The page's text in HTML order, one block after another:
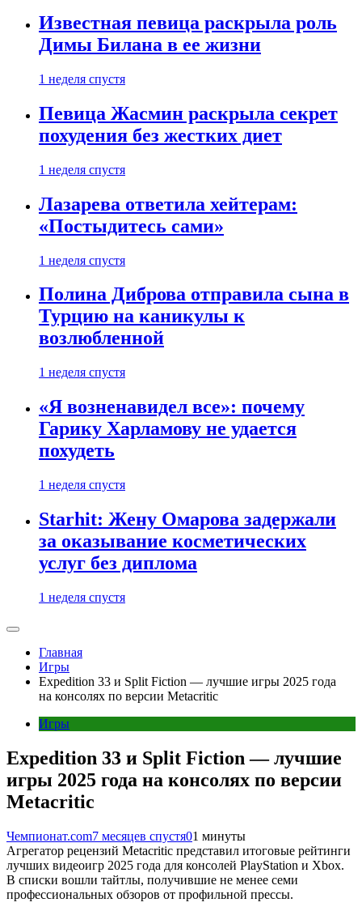
Известная певица раскрыла роль
Димы Билана в ее жизни
1 неделя спустя
Певица Жасмин раскрыла секрет
похудения без жестких диет
1 неделя спустя
Лазарева ответила хейтерам:
«Постыдитесь сами»
1 неделя спустя
Полина Диброва отправила сына в
Турцию на каникулы к
возлюбленной
1 неделя спустя
«Я возненавидел все»: почему
Гарику Харламову не удается
похудеть
1 неделя спустя
Starhit: Жену Омарова задержали
за оказывание косметических
услуг без диплома
1 неделя спустя
Главная
Игры
Expedition 33 и Split Fiction — лучшие игры 2025 года
на консолях по версии Metacritic
Игры
Expedition 33 и Split Fiction — лучшие
игры 2025 года на консолях по версии
Metacritic
Чемпионат.com7 месяцев спустя01 минуты
Агрегатор рецензий Metacritic представил итоговые рейтинги
лучших видеоигр 2025 года для консолей PlayStation и Xbox.
В списки вошли тайтлы, получившие не менее семи
профессиональных обзоров от профильной прессы.